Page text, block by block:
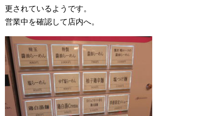
更されているようです。
営業中を確認して店内へ。